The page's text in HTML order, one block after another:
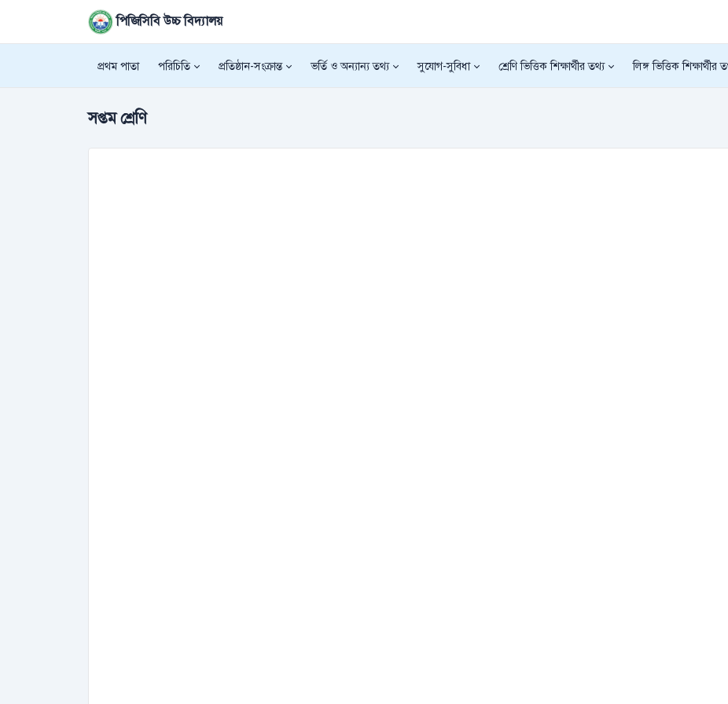
পিজিসিবি উচ্চ বিদ্যালয়
প্রথম পাতা পরিচিতি প্রতিষ্ঠান-সংক্রান্ত ভর্তি ও অন্যান্য তথ্য সুযোগ-সুবিধা শ্রেণি ভিত্তিক শিক্ষার্থীর তথ্য লিঙ্গ ভিত্তিক শিক্ষার্থীর
সপ্তম শ্রেণি